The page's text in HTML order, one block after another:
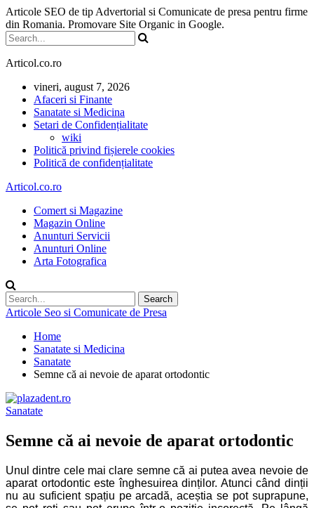
Articole SEO de tip Advertorial si Comunicate de presa pentru firme
din Romania. Promovare Site Organic in Google.
Articol.co.ro
vineri, august 7, 2026
Afaceri si Finante
Sanatate si Medicina
Setari de Confidențialitate
wiki
Politică privind fișierele cookies
Politică de confidențialitate
Articol.co.ro
Comert si Magazine
Magazin Online
Anunturi Servicii
Anunturi Online
Arta Fotografica
Articole Seo si Comunicate de Presa
Home
Sanatate si Medicina
Sanatate
Semne că ai nevoie de aparat ortodontic
Sanatate
Semne că ai nevoie de aparat ortodontic
Unul dintre cele mai clare semne că ai putea avea nevoie de
aparat ortodontic este înghesuirea dinților. Atunci când dinții
nu au suficient spațiu pe arcadă, aceștia se pot suprapune,